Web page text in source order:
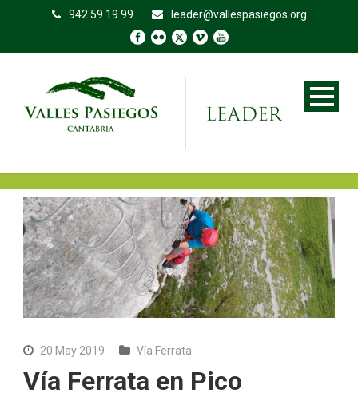
942 59 19 99 leader@vallespasiegos.org
20 May 2019 Vía Ferrata
Vía Ferrata en Pico